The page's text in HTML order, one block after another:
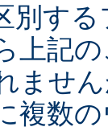
別す
上記
ませ
複数